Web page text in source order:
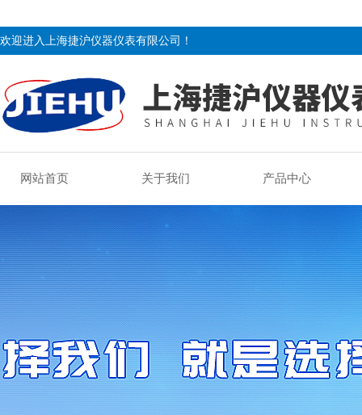
欢迎进入上海捷沪仪器仪表有限公司！
网站首页 关于我们 产品中心